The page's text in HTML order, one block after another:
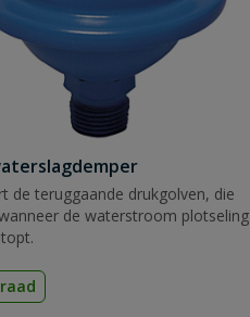
de teruggaande drukgolven, die
de waterstroom plotseling